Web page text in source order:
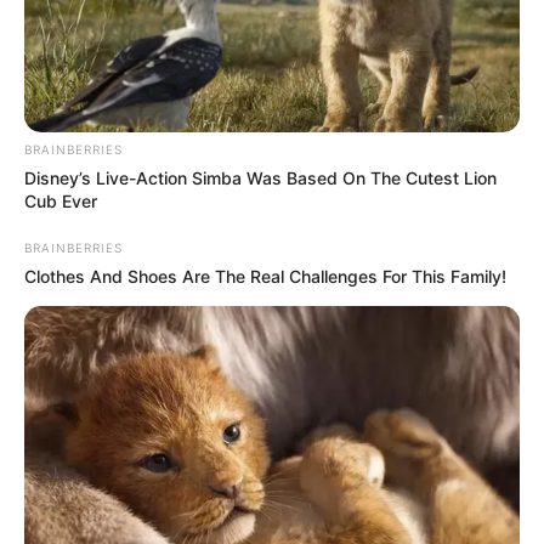
Meilleur Pronostic gagnant au
Tiercé Quinté
BRAINBERRIES
Disney’s Live-Action Simba Was Based On The Cutest Lion
Cub Ever
BRAINBERRIES
Clothes And Shoes Are The Real Challenges For This Family!